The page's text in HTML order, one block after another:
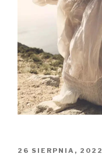
OPUBLIKOWANE
26 SIERPNIA, 2022